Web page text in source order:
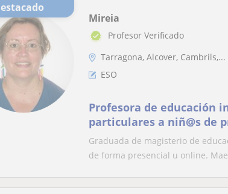
Destacado
Mireia
Profesor Verificado
Tarragona, Alcover, Cambrils,...
ESO
Profesora de educación
particulares a niñ@s de
Graduada de magisterio de
de forma presencial u online.